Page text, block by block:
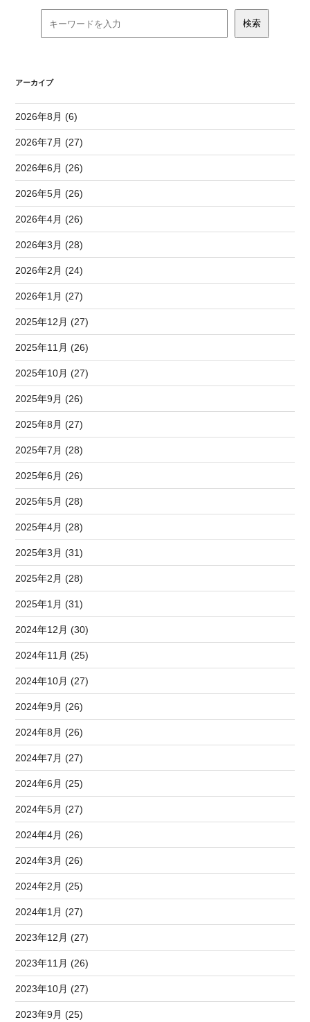
アーカイブ
2026年8月 (6)
2026年7月 (27)
2026年6月 (26)
2026年5月 (26)
2026年4月 (26)
2026年3月 (28)
2026年2月 (24)
2026年1月 (27)
2025年12月 (27)
2025年11月 (26)
2025年10月 (27)
2025年9月 (26)
2025年8月 (27)
2025年7月 (28)
2025年6月 (26)
2025年5月 (28)
2025年4月 (28)
2025年3月 (31)
2025年2月 (28)
2025年1月 (31)
2024年12月 (30)
2024年11月 (25)
2024年10月 (27)
2024年9月 (26)
2024年8月 (26)
2024年7月 (27)
2024年6月 (25)
2024年5月 (27)
2024年4月 (26)
2024年3月 (26)
2024年2月 (25)
2024年1月 (27)
2023年12月 (27)
2023年11月 (26)
2023年10月 (27)
2023年9月 (25)